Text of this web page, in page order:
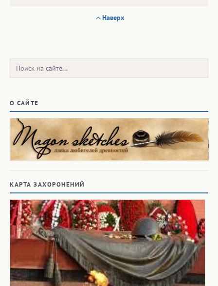
Наверх
Поиск:
О САЙТЕ
КАРТА ЗАХОРОНЕНИЙ